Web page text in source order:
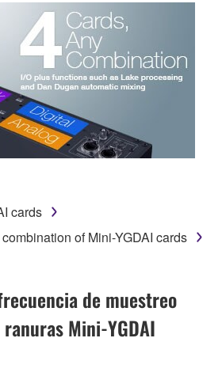
cards
of Mini-YGDAI cards
de muestreo
Mini-YGDAI